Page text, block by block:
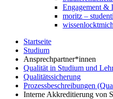
Engagement &
moritz –
wissenlocktmich
Startseite
Studium
Ansprechpartner*innen
Qualität in Studium und
Qualitätssicherung
Prozessbeschreibungen
Interne Akkreditierung von